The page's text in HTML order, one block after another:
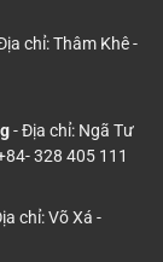
chỉ: Thâm Khê -
- Địa chỉ: Ngã Tư
328 405 111
chỉ: Võ Xá -